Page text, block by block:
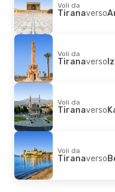
Voli da
Tiranaverso
Voli da
Tiranaverso
Voli da
Tiranaverso
Voli da
Tiranaverso